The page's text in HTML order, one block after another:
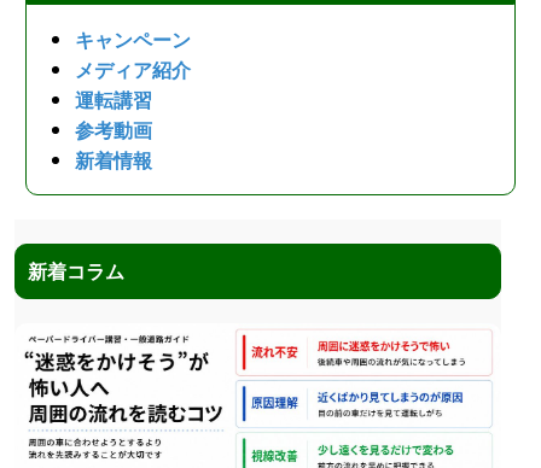
キャンペーン
メディア紹介
運転講習
参考動画
新着情報
新着コラム